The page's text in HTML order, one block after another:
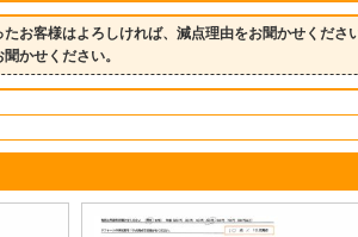
お客様はよろしければ、減点理由をお聞かせくださ
かせください。